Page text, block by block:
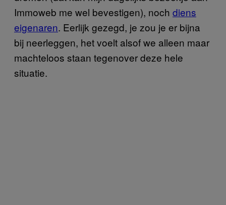
Immoweb me wel bevestigen), noch diens
eigenaren. Eerlijk gezegd, je zou je er bijna
bij neerleggen, het voelt alsof we alleen maar
machteloos staan tegenover deze hele
situatie.